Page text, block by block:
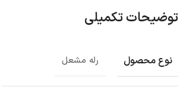
توضیحات تکمیلی
نوع محصول رله مشعل